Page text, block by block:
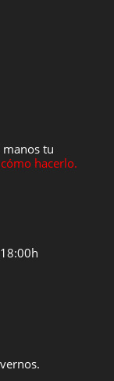
manos tu
hacerlo.